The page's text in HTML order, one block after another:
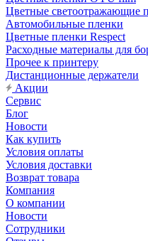
Цветные светоотражающие
Автомобильные пленки
Цветные пленки Respect
Расходные материалы для
Прочее к принтеру
Дистанционные держатели
Акции
Сервис
Блог
Новости
Как купить
Условия оплаты
Условия доставки
Возврат товара
Компания
О компании
Новости
Сотрудники